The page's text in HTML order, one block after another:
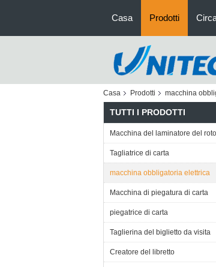
Casa Prodotti
Casa Prodotti macchina
TUTTI I PRODOTTI
Macchina del laminatore del
Tagliatrice di carta
macchina obbligatoria elettrica
Macchina di piegatura di carta
piegatrice di carta
Taglierina del biglietto da visita
Creatore del libretto